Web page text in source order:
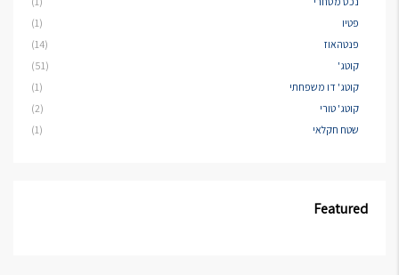
פטיו
(1)
פנטהאוז
(14)
קוטג'
(51)
קוטג' דו משפחתי
(1)
קוטג' טורי
(2)
שטח חקלאי
(1)
Featured